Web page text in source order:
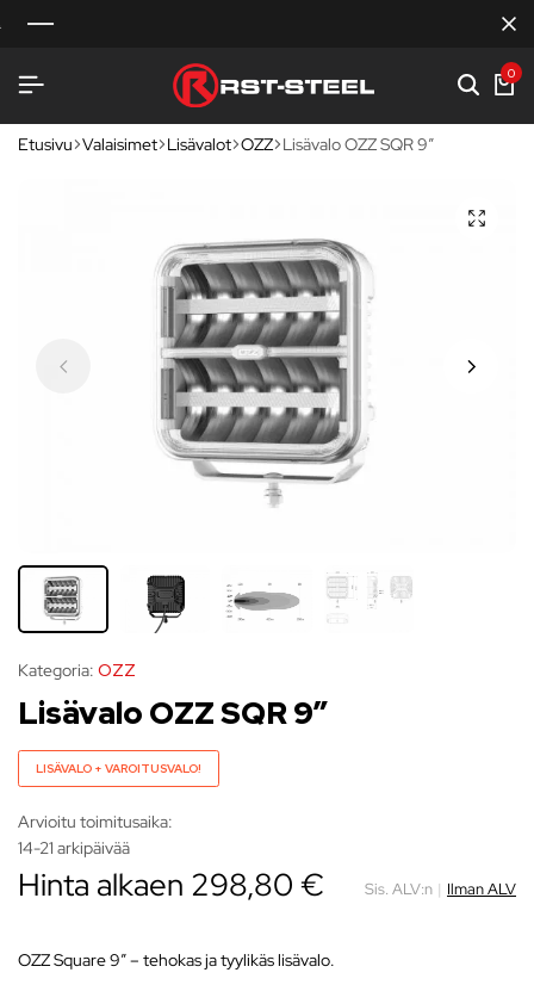
0
Etusivu Valaisimet Lisävalot OZZ Lisävalo OZZ SQR 9″
Kategoria: OZZ
Lisävalo OZZ SQR 9″
LISÄVALO + VAROITUSVALO!
Arvioitu toimitusaika:
14-21 arkipäivää
Hinta alkaen 298,80 € Sis. ALV:n | Ilman ALV
OZZ Square 9″ – tehokas ja tyylikäs lisävalo.